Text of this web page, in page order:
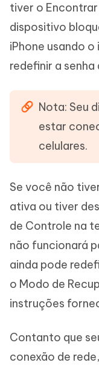
tiver o
dispositivo
iPhone usando
redefinir a senha
Nota: Seu
estar
celulares.
Se você não
ativa ou tiver
de Controle na
não funcionará
ainda pode
o Modo de
instruções
Contanto que
conexão de